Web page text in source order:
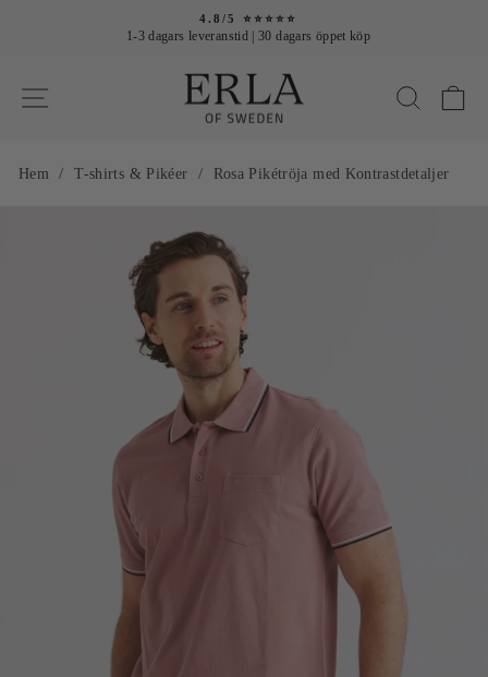
4.8/5 ⭐⭐⭐⭐⭐
1-3 dagars leveranstid | 30 dagars öppet köp
Hem / T-shirts & Pikéer / Rosa Pikétröja med Kontrastdetaljer